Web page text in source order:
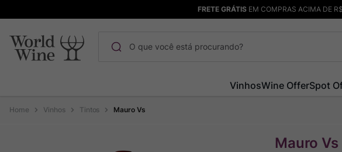
FRETE GRÁTISEM COMPRAS ACIMA DE
VinhosWine OfferSpot
Vinhos Tintos Mauro Vs
Mauro Vs
1º Maçanita